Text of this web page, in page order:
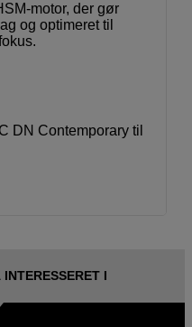
motor, der gør
og optimeret til
DN Contemporary til
I